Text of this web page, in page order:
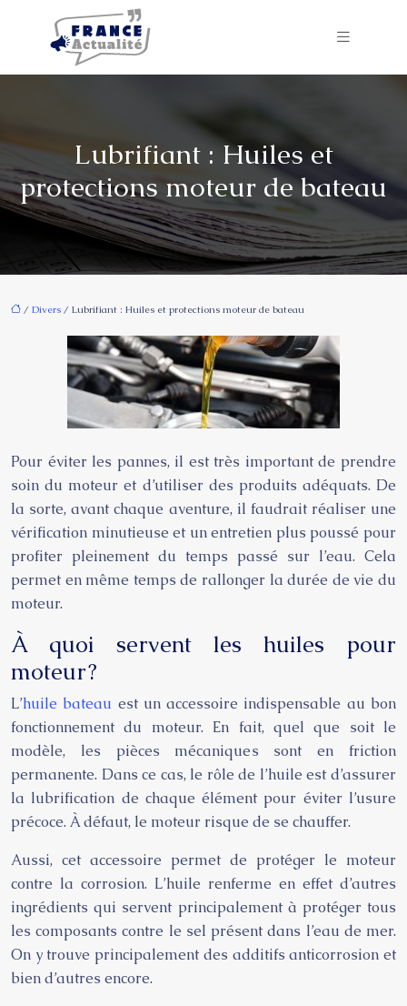
Lubrifiant : Huiles et
protections moteur de bateau
/ Divers / Lubrifiant : Huiles et protections moteur de bateau
Pour éviter les pannes, il est très important de prendre
soin du moteur et d’utiliser des produits adéquats. De
la sorte, avant chaque aventure, il faudrait réaliser une
vérification minutieuse et un entretien plus poussé pour
profiter pleinement du temps passé sur l’eau. Cela
permet en même temps de rallonger la durée de vie du
moteur.
À quoi servent les huiles pour
moteur ?
L’huile bateau est un accessoire indispensable au bon
fonctionnement du moteur. En fait, quel que soit le
modèle, les pièces mécaniques sont en friction
permanente. Dans ce cas, le rôle de l’huile est d’assurer
la lubrification de chaque élément pour éviter l’usure
précoce. À défaut, le moteur risque de se chauffer.
Aussi, cet accessoire permet de protéger le moteur
contre la corrosion. L’huile renferme en effet d’autres
ingrédients qui servent principalement à protéger tous
les composants contre le sel présent dans l’eau de mer.
On y trouve principalement des additifs anticorrosion et
bien d’autres encore.